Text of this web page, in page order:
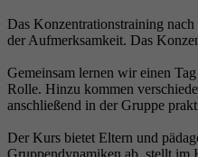
Das Konzentrationstraining
der Aufmerksamkeit. Das
Gemeinsam lernen wir einen
Rolle. Hinzu kommen
anschließend in der Gruppe
Der Kurs bietet Eltern und
Gruppendynamiken ab, stellt im